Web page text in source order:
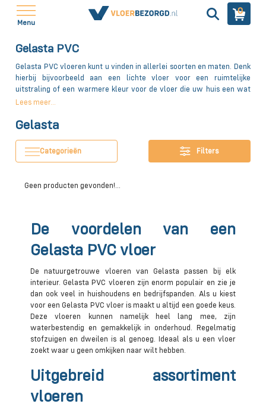
Menu
0
Gelasta PVC
Gelasta PVC vloeren kunt u vinden in allerlei soorten en maten. Denk
hierbij bijvoorbeeld aan een lichte vloer voor een ruimtelijke
uitstraling of een warmere kleur voor de vloer die uw huis een wat
warmere sfeer geeft. Bekijk hieronder ons uitgebreide assortiment.
Lees meer...
Gelasta
Categorieën Filters
Geen producten gevonden!...
De voordelen van een
Gelasta PVC vloer
De natuurgetrouwe vloeren van Gelasta passen bij elk
interieur. Gelasta PVC vloeren zijn enorm populair en zie je
dan ook veel in huishoudens en bedrijfspanden. Als u kiest
voor een Gelasta PVC vloer is maakt u altijd een goede keus.
Deze vloeren kunnen namelijk heel lang mee, zijn
waterbestendig en gemakkelijk in onderhoud. Regelmatig
stofzuigen en dweilen is al genoeg. Ideaal als u een vloer
zoekt waar u geen omkijken naar wilt hebben.
Uitgebreid assortiment
vloeren